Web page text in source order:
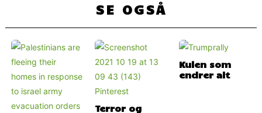
SE OGSÅ
Terror og
Kulen som
endrer alt